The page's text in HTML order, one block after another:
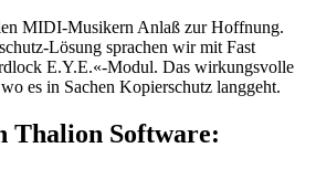
MIDI-Musikern Anlaß zur Hoffnung.
Lösung sprachen wir mit Fast
E.Y.E.«-Modul. Das wirkungsvolle
es in Sachen Kopierschutz langgeht.
Thalion Software: